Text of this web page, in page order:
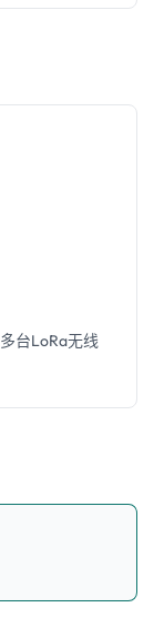
台LoRa无线